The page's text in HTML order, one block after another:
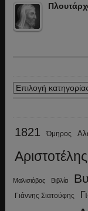
Κατηγορίες
1821 Όμηρος
Αριστοτέλης
Μαλισιόβας Βιβλία
Γιάννης Σιατούφης